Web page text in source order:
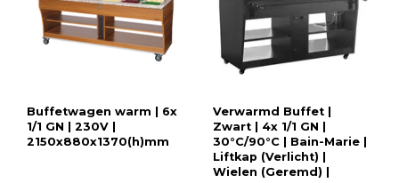
Buffetwagen warm | 6x
1/1 GN | 230V |
2150x880x1370(h)mm
Verwarmd Buffet |
Zwart | 4x 1/1 GN |
30°C/90°C | Bain-Marie |
Liftkap (Verlicht) |
Wielen (Geremd) |